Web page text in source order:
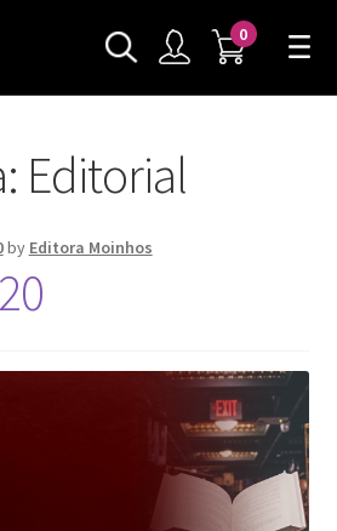
0
Editorial
by Editora Moinhos